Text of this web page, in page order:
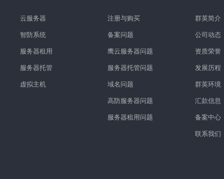
云服务器
智防系统
服务器租用
服务器托管
虚拟主机
注册与购买
备案问题
鹰云服务器问题
服务器托管问题
域名问题
高防服务器问题
服务器租用问题
群英简介
公司动态
资质荣誉
发展历程
群英环境
汇款信息
备案中心
联系我们